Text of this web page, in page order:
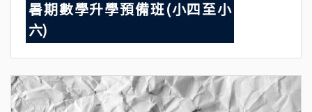
暑期數學升學預備班(小四至小
六)